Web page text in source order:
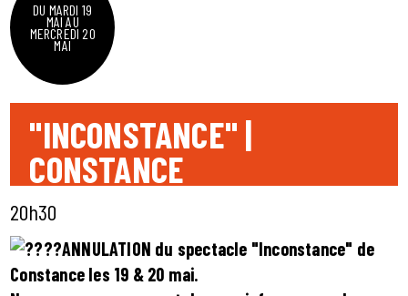
DU MARDI 19
MAI AU
MERCREDI 20
MAI
"INCONSTANCE" |
CONSTANCE
20h30
ANNULATION du spectacle "Inconstance" de
Constance les 19 & 20 mai.